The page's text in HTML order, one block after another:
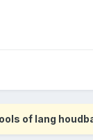
of lang